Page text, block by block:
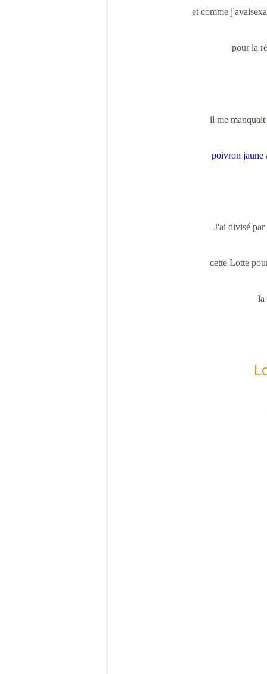
et comme
pour la
il me manquait
poivron jaune
J'ai divisé
cette Lotte
la